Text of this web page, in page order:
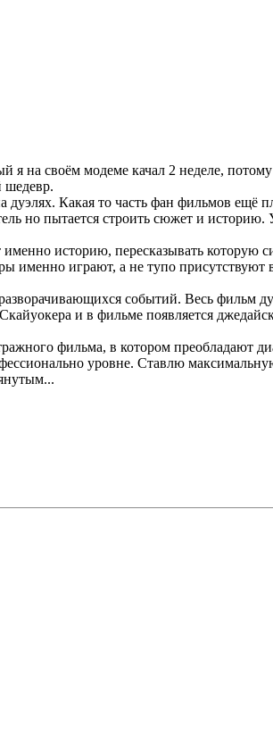
я на своём модеме качал 2 неделе,
шедевр.
Какая то часть фан фильмов ещё
но пытается строить сюжет и
историю, пересказывать
играют, а не тупо присутствуют
событий. Весь фильм
Скайуокера и в фильме появляется
фильма, в котором преобладают
уровне. Ставлю